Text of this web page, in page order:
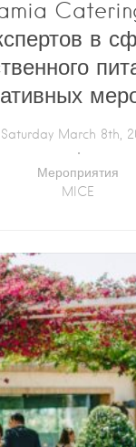
в
Saturday March 8th,
Мероприятия
MICE